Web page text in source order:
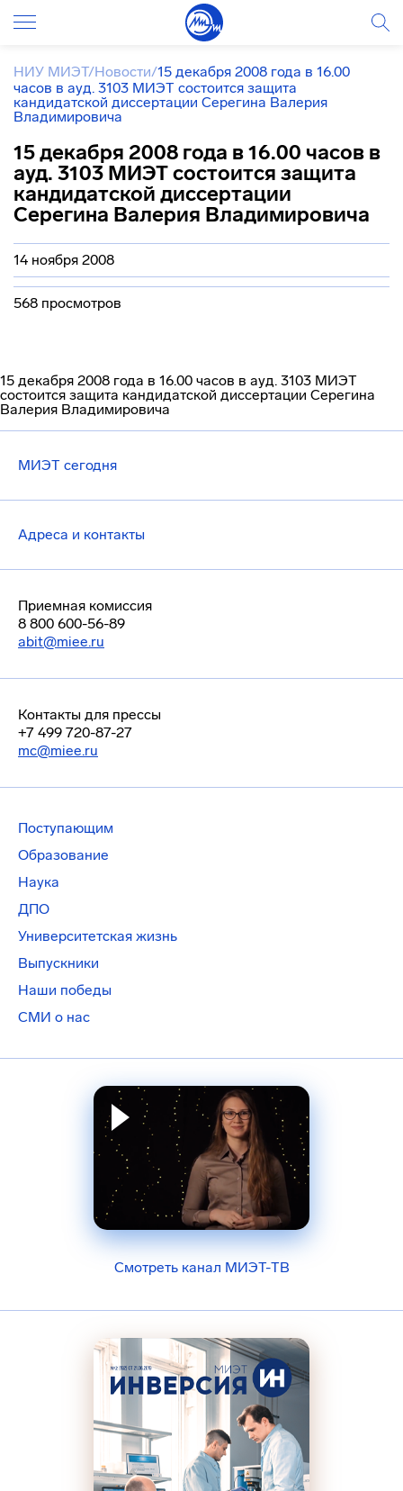
НИУ МИЭТ/Новости/15 декабря 2008 года в 16.00
часов в ауд. 3103 МИЭТ состоится защита
кандидатской диссертации Серегина Валерия
Владимировича
15 декабря 2008 года в 16.00 часов в
ауд. 3103 МИЭТ состоится защита
кандидатской диссертации
Серегина Валерия Владимировича
14 ноября 2008
568 просмотров
15 декабря 2008 года в 16.00 часов в ауд. 3103 МИЭТ
состоится защита кандидатской диссертации Серегина
Валерия Владимировича
МИЭТ сегодня
Адреса и контакты
Приемная комиссия
8 800 600-56-89
abit@miee.ru
Контакты для прессы
+7 499 720-87-27
mc@miee.ru
Поступающим
Образование
Наука
ДПО
Университетская жизнь
Выпускники
Наши победы
СМИ о нас
Смотреть канал МИЭТ-ТВ